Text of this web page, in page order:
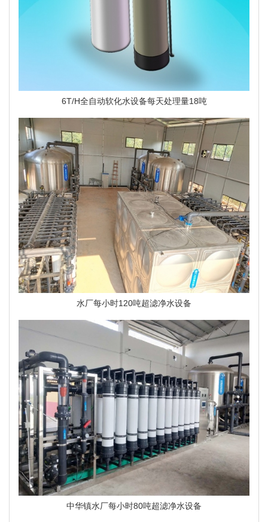
6T/H全自动软化水设备每天处理量18吨
水厂每小时120吨超滤净水设备
中华镇水厂每小时80吨超滤净水设备